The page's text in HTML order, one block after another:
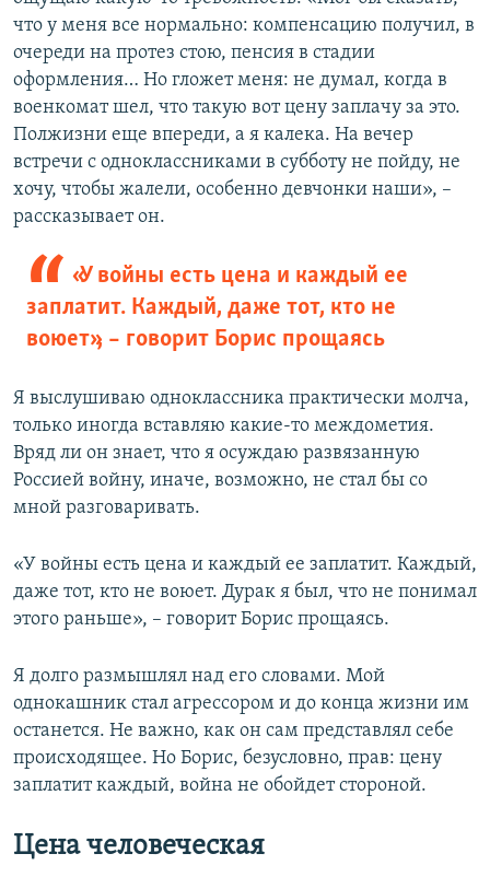
что у меня все нормально: компенсацию получил, в
очереди на протез стою, пенсия в стадии
оформления… Но гложет меня: не думал, когда в
военкомат шел, что такую вот цену заплачу за это.
Полжизни еще впереди, а я калека. На вечер
встречи с одноклассниками в субботу не пойду, не
хочу, чтобы жалели, особенно девчонки наши», –
рассказывает он.
«У войны есть цена и каждый ее
заплатит. Каждый, даже тот, кто не
воюет», – говорит Борис прощаясь
Я выслушиваю одноклассника практически молча,
только иногда вставляю какие-то междометия.
Вряд ли он знает, что я осуждаю развязанную
Россией войну, иначе, возможно, не стал бы со
мной разговаривать.
«У войны есть цена и каждый ее заплатит. Каждый,
даже тот, кто не воюет. Дурак я был, что не понимал
этого раньше», – говорит Борис прощаясь.
Я долго размышлял над его словами. Мой
однокашник стал агрессором и до конца жизни им
останется. Не важно, как он сам представлял себе
происходящее. Но Борис, безусловно, прав: цену
заплатит каждый, война не обойдет стороной.
Цена человеческая